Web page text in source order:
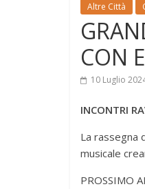
Altre Città
CON
10 Luglio
INCONTRI
La rassegna
musicale
PROSSIMO